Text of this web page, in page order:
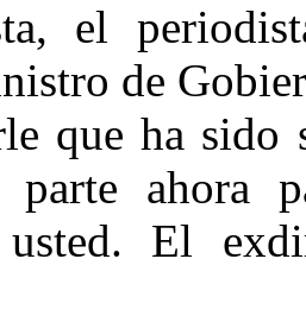
el
de
que ha sido
parte ahora
usted. El